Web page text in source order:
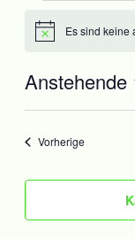
HinweisEs sind keine
Anstehende
Vorherige